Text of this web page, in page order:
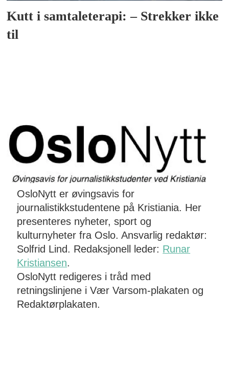
Kutt i samtale­terapi: – Strekker ikke
til
OsloNytt er øvingsavis for
journalistikkstudentene på Kristiania. Her
presenteres nyheter, sport og
kulturnyheter fra Oslo. Ansvarlig redaktør:
Solfrid Lind. Redaksjonell leder: Runar
Kristiansen.
OsloNytt redigeres i tråd med
retningslinjene i Vær Varsom-plakaten og
Redaktørplakaten.